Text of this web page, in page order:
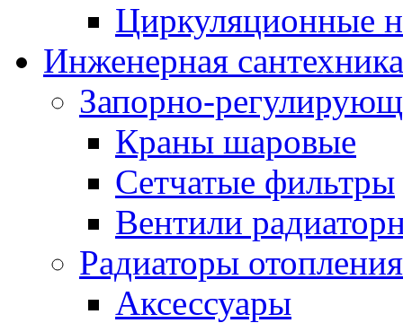
Циркуляционные
Инженерная сантехника
Запорно-
Краны шаровые
Сетчатые фильтры
Вентили
Радиаторы отопления
Аксессуары